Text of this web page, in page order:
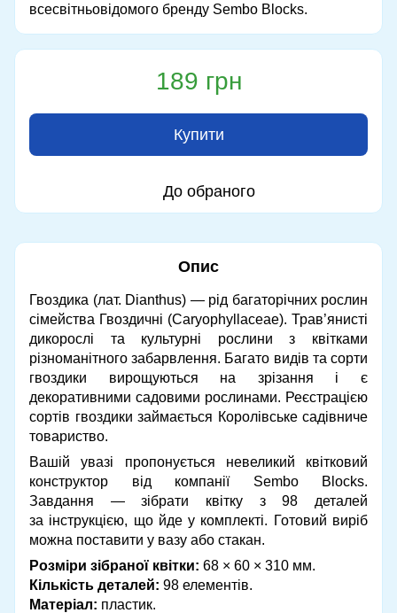
всесвітньовідомого бренду Sembo Blocks.
189 грн
Купити
До обраного
Опис
Гвоздика (лат. Dianthus) — рід багаторічних рослин
сімейства Гвоздичні (Caryophyllaceae). Трав’янисті
дикорослі та культурні рослини з квітками
різноманітного забарвлення. Багато видів та сорти
гвоздики вирощуються на зрізання і є
декоративними садовими рослинами. Реєстрацією
сортів гвоздики займається Королівське садівниче
товариство.
Вашій увазі пропонується невеликий квітковий
конструктор від компанії Sembo Blocks.
Завдання — зібрати квітку з 98 деталей
за інструкцією, що йде у комплекті. Готовий виріб
можна поставити у вазу або стакан.
Розміри зібраної квітки: 68 × 60 × 310 мм.
Кількість деталей: 98 елементів.
Матеріал: пластик.